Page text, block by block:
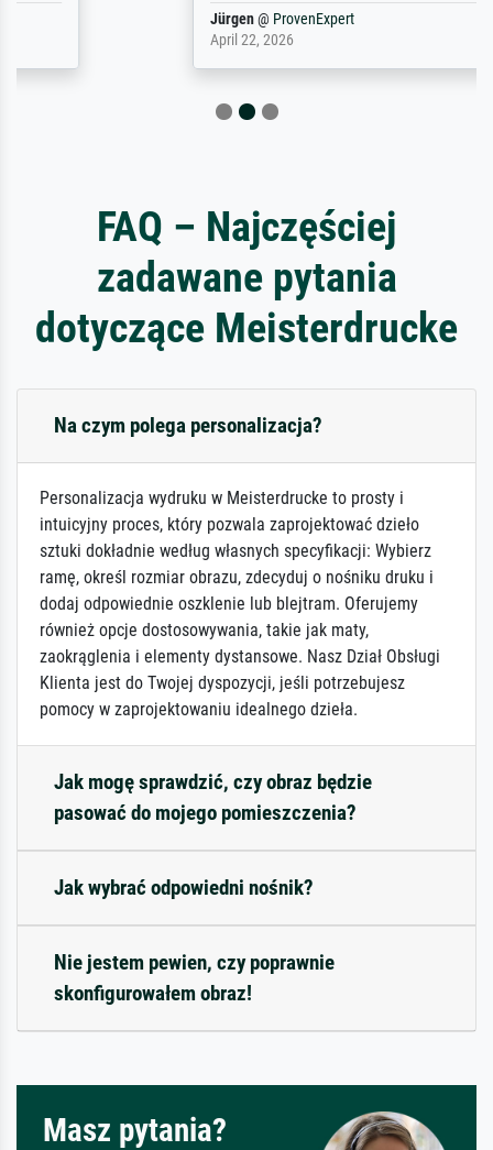
ProvenExpert
FAQ – Najczęściej
zadawane pytania
dotyczące Meisterdrucke
Na czym polega personalizacja?
Personalizacja wydruku w Meisterdrucke to prosty i
intuicyjny proces, który pozwala zaprojektować dzieło
sztuki dokładnie według własnych specyfikacji: Wybierz
ramę, określ rozmiar obrazu, zdecyduj o nośniku druku i
dodaj odpowiednie oszklenie lub blejtram. Oferujemy
również opcje dostosowywania, takie jak maty,
zaokrąglenia i elementy dystansowe. Nasz Dział Obsługi
Klienta jest do Twojej dyspozycji, jeśli potrzebujesz
pomocy w zaprojektowaniu idealnego dzieła.
Jak mogę sprawdzić, czy obraz będzie
pasować do mojego pomieszczenia?
Jak wybrać odpowiedni nośnik?
Nie jestem pewien, czy poprawnie
skonfigurowałem obraz!
Masz pytania?